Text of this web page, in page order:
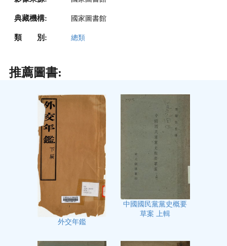
典藏機構: 國家圖書館
類 別: 總類
推薦圖書:
外交年鑑
中國國民黨黨史概要
草案 上輯